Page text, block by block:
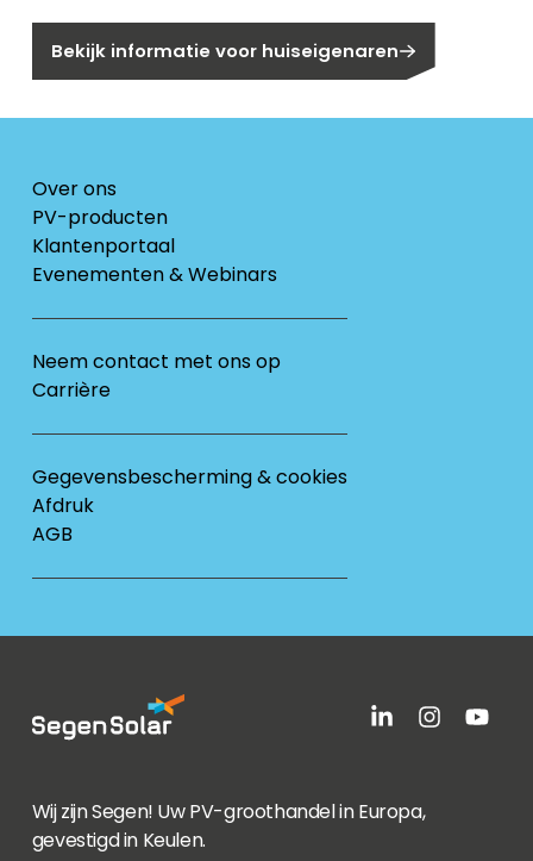
Bekijk informatie voor huiseigenaren
Over ons
PV-producten
Klantenportaal
Evenementen & Webinars
Neem contact met ons op
Carrière
Gegevensbescherming & cookies
Afdruk
AGB
Wij zijn Segen! Uw PV-groothandel in Europa,
gevestigd in Keulen.